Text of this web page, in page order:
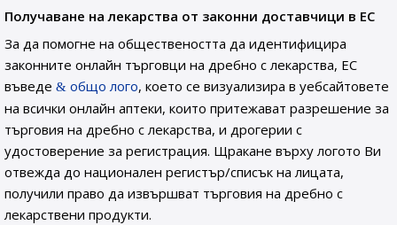
Получаване на лекарства от законни доставчици в ЕС
За да помогне на обществеността да идентифицира
законните онлайн търговци на дребно с лекарства, ЕС
въведе
общо лого, което се визуализира в уебсайтовете
на всички онлайн аптеки, които притежават разрешение за
търговия на дребно с лекарства, и дрогерии с
удостоверение за регистрация. Щракане върху логото Ви
отвежда до национален регистър/списък на лицата,
получили право да извършват търговия на дребно с
лекарствени продукти.